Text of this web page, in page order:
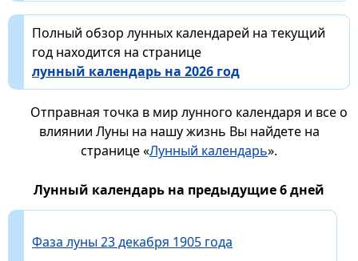
Полный обзор лунных календарей на текущий
год находится на странице
лунный календарь на 2026 год
Отправная точка в мир лунного календаря и все о
влиянии Луны на нашу жизнь Вы найдете на
странице «Лунный календарь».
Лунный календарь на предыдущие 6 дней
Фаза луны 23 декабря 1905 года